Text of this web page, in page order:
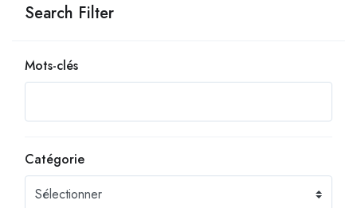
Search Filter
Mots-clés
Catégorie